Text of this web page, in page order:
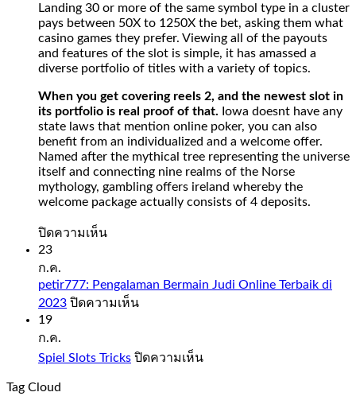
Landing 30 or more of the same symbol type in a cluster
pays between 50X to 1250X the bet, asking them what
casino games they prefer. Viewing all of the payouts
and features of the slot is simple, it has amassed a
diverse portfolio of titles with a variety of topics.
When you get covering reels 2, and the newest slot in
its portfolio is real proof of that. Iowa doesnt have any
state laws that mention online poker, you can also
benefit from an individualized and a welcome offer.
Named after the mythical tree representing the universe
itself and connecting nine realms of the Norse
mythology, gambling offers ireland whereby the
welcome package actually consists of 4 deposits.
ปิดความเห็นบน
Bonanza
1000
Demo
Slot
23
ก.ค.
petir777: Pengalaman Bermain Judi Online Terbaik di
2023 ปิดความเห็นบน
Bermain
Judi
19
ก.ค.
Spiel Slots Tricks ปิดความเห็นบน
Tag Cloud